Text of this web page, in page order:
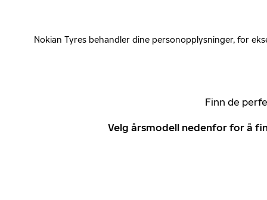
Nokian Tyres behandler dine personopplysninger, for
Finn de
Velg årsmodell nedenfor for å